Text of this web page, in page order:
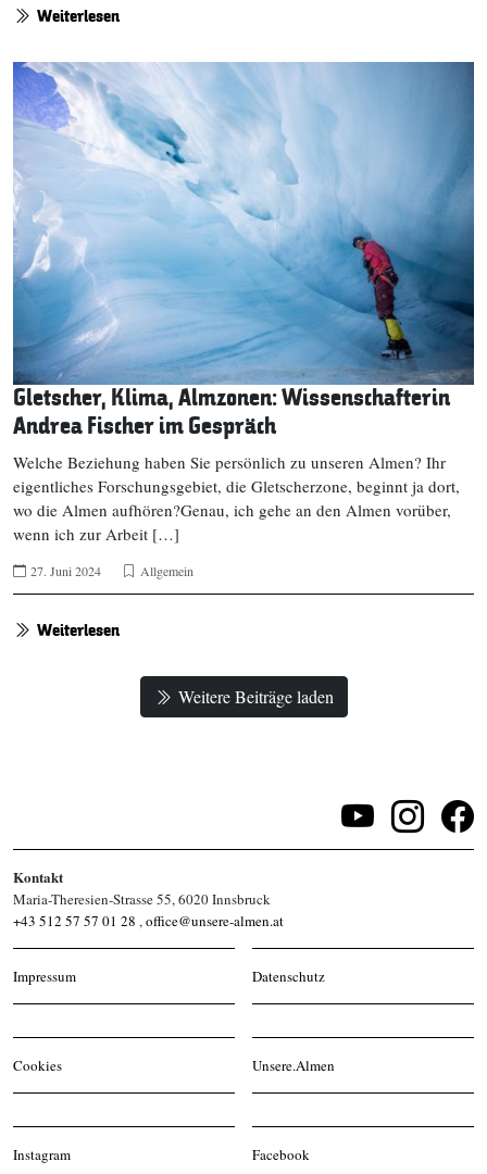
Weiterlesen
Gletscher, Klima, Almzonen: Wissenschafterin
Andrea Fischer im Gespräch
Welche Beziehung haben Sie persönlich zu unseren Almen? Ihr
eigentliches Forschungsgebiet, die Gletscherzone, beginnt ja dort,
wo die Almen aufhören?Genau, ich gehe an den Almen vorüber,
wenn ich zur Arbeit […]
27. Juni 2024 Allgemein
Weiterlesen
Weitere Beiträge laden
Kontakt
Maria-Theresien-Strasse 55, 6020 Innsbruck
+43 512 57 57 01 28 ,office@unsere-almen.at
Impressum Datenschutz
Cookies Unsere.Almen
Instagram Facebook